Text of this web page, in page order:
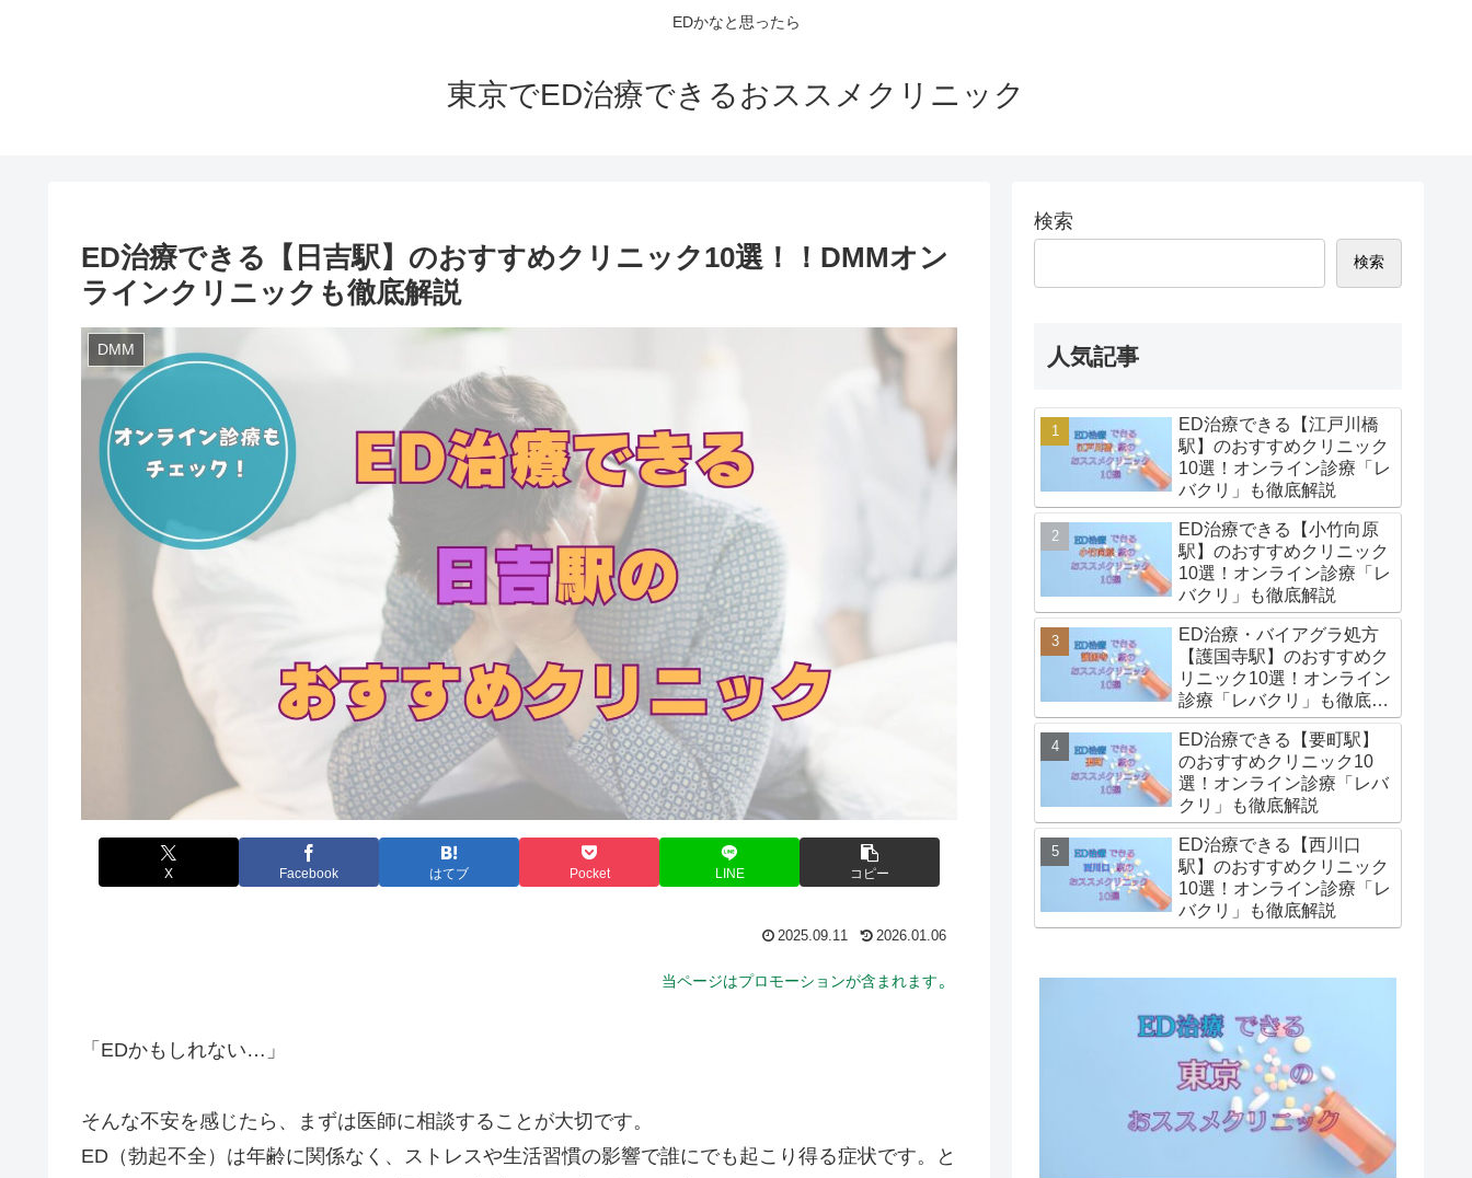
EDかなと思ったら
東京でED治療できるおススメクリニック
ED治療できる【日吉駅】のおすすめクリニック10選！！DMMオン
ラインクリニックも徹底解説
DMM
X Facebook はてブ Pocket LINE コピー
2025.09.11 2026.01.06
当ページはプロモーションが含まれます。
「EDかもしれない…」
そんな不安を感じたら、まずは医師に相談することが大切です。
ED（勃起不全）は年齢に関係なく、ストレスや生活習慣の影響で誰にでも起こり得る症状です。と
検索
検索
人気記事
ED治療できる【江戸川橋
駅】のおすすめクリニック
10選！オンライン診療「レ
バクリ」も徹底解説
ED治療できる【小竹向原
駅】のおすすめクリニック
10選！オンライン診療「レ
バクリ」も徹底解説
ED治療・バイアグラ処方
【護国寺駅】のおすすめク
リニック10選！オンライン
診療「レバクリ」も徹底解
説
ED治療できる【要町駅】
のおすすめクリニック10
選！オンライン診療「レバ
クリ」も徹底解説
ED治療できる【西川口
駅】のおすすめクリニック
10選！オンライン診療「レ
バクリ」も徹底解説